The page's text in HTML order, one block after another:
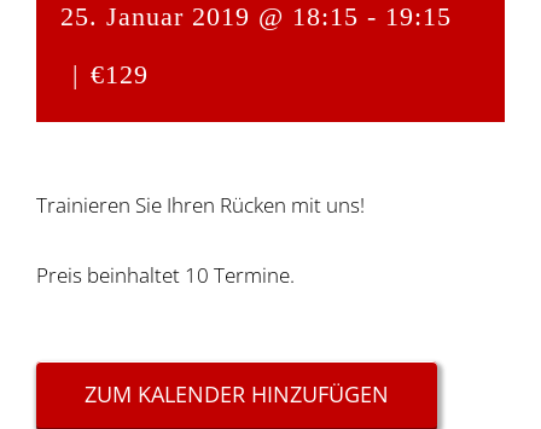
25. Januar 2019 @ 18:15 - 19:15
| €129
Trainieren Sie Ihren Rücken mit uns!
Preis beinhaltet 10 Termine.
ZUM KALENDER HINZUFÜGEN